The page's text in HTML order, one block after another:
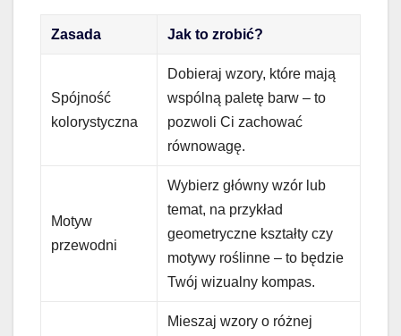
Zasada Jak to zrobić?
Spójność
kolorystyczna
Dobieraj wzory, które mają
wspólną paletę barw – to
pozwoli Ci zachować
równowagę.
Motyw
przewodni
Wybierz główny wzór lub
temat, na przykład
geometryczne kształty czy
motywy roślinne – to będzie
Twój wizualny kompas.
Mieszaj wzory o różnej